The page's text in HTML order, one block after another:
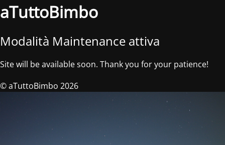
aTuttoBimbo
Modalità Maintenance attiva
Site will be available soon. Thank you for your patience!
© aTuttoBimbo 2026